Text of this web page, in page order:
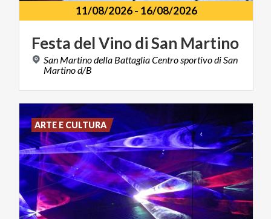
11/08/2026- 16/08/2026
Festa delVinodiSan Martino
San Martino della Battaglia Centro sportivo di San
Martino d/B
ARTE E CULTURA